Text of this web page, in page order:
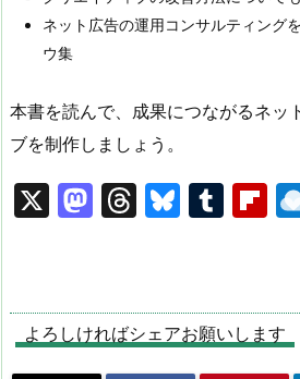
ネット広告の運用コンサルティング
ウ集
本書を読んで、成果につながるネッ
ブを制作しましょう。
X
M
o
d
T
a
d
Bl
s
k
T
bl
r
Fl
o
ar
よろしければシェアお願いします